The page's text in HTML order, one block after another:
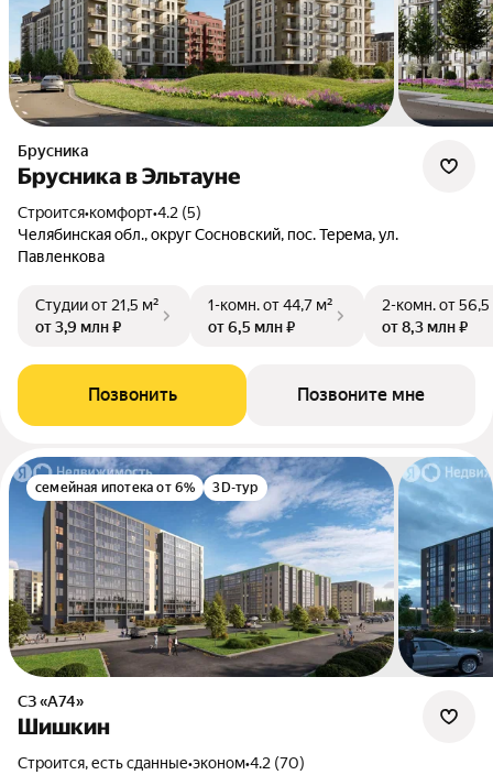
Брусника
Брусника в Эльтауне
Строится•комфорт•4.2 (5)
Челябинская обл., округ Сосновский, пос. Терема, ул.
Павленкова
Студииот 21,5 м²
от 3,9 млн ₽
1-комн.от 44,7 м²
от 6,5 млн ₽
2-комн.от 56,5
от 8,3 млн ₽
Позвонить Позвоните мне
семейная ипотека от 6% 3D-тур
СЗ «А74»
Шишкин
Строится, есть сданные•эконом•4.2 (70)